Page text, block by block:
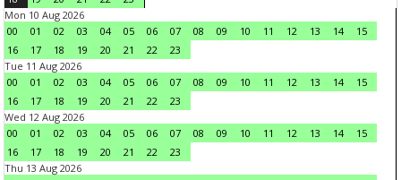
Mon 10 Aug 2026
00
01 02 03 04 05 06 07 08 09 10 11 12 13 14
15
16
17 18 19 20 21 22
23
Tue 11 Aug 2026
00
01 02 03 04 05 06 07 08 09 10 11 12 13 14
15
16
17 18 19 20 21 22
23
Wed 12 Aug 2026
00
01 02 03 04 05 06 07 08 09 10 11 12 13 14
15
16
17 18 19 20 21 22
23
Thu 13 Aug 2026